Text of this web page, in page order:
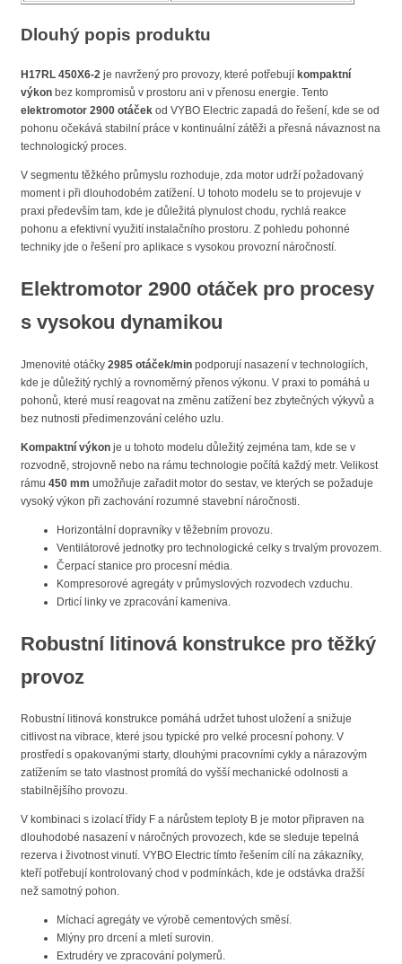
Dlouhý popis produktu
H17RL 450X6-2 je navržený pro provozy, které potřebují kompaktní
výkon bez kompromisů v prostoru ani v přenosu energie. Tento
elektromotor 2900 otáček od VYBO Electric zapadá do řešení, kde se od
pohonu očekává stabilní práce v kontinuální zátěži a přesná návaznost na
technologický proces.
V segmentu těžkého průmyslu rozhoduje, zda motor udrží požadovaný
moment i při dlouhodobém zatížení. U tohoto modelu se to projevuje v
praxi především tam, kde je důležitá plynulost chodu, rychlá reakce
pohonu a efektivní využití instalačního prostoru. Z pohledu pohonné
techniky jde o řešení pro aplikace s vysokou provozní náročností.
Elektromotor 2900 otáček pro procesy
s vysokou dynamikou
Jmenovité otáčky 2985 otáček/min podporují nasazení v technologiích,
kde je důležitý rychlý a rovnoměrný přenos výkonu. V praxi to pomáhá u
pohonů, které musí reagovat na změnu zatížení bez zbytečných výkyvů a
bez nutnosti předimenzování celého uzlu.
Kompaktní výkon je u tohoto modelu důležitý zejména tam, kde se v
rozvodně, strojovně nebo na rámu technologie počítá každý metr. Velikost
rámu 450 mm umožňuje zařadit motor do sestav, ve kterých se požaduje
vysoký výkon při zachování rozumné stavební náročnosti.
Horizontální dopravníky v těžebním provozu.
Ventilátorové jednotky pro technologické celky s trvalým provozem.
Čerpací stanice pro procesní média.
Kompresorové agregáty v průmyslových rozvodech vzduchu.
Drticí linky ve zpracování kameniva.
Robustní litinová konstrukce pro těžký
provoz
Robustní litinová konstrukce pomáhá udržet tuhost uložení a snižuje
citlivost na vibrace, které jsou typické pro velké procesní pohony. V
prostředí s opakovanými starty, dlouhými pracovními cykly a nárazovým
zatížením se tato vlastnost promítá do vyšší mechanické odolnosti a
stabilnějšího provozu.
V kombinaci s izolací třídy F a nárůstem teploty B je motor připraven na
dlouhodobé nasazení v náročných provozech, kde se sleduje tepelná
rezerva i životnost vinutí. VYBO Electric tímto řešením cílí na zákazníky,
kteří potřebují kontrolovaný chod v podmínkách, kde je odstávka dražší
než samotný pohon.
Míchací agregáty ve výrobě cementových směsí.
Mlýny pro drcení a mletí surovin.
Extrudéry ve zpracování polymerů.